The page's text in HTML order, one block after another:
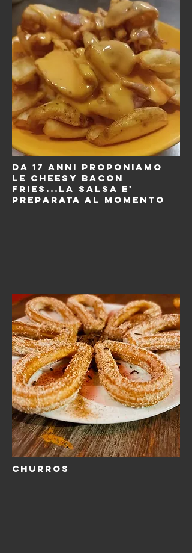
da 17 anni proponiamo
le cheesy bacon
fries...la salsa e'
preparata al momento
CHURROS